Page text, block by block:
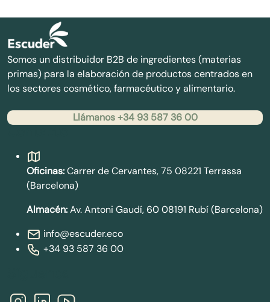
Somos un distribuidor B2B de ingredientes (materias
primas) para la elaboración de productos centrados en
los sectores cosmético, farmacéutico y alimentario.
Llámanos +34 93 587 36 00
Oficinas:Carrer de Cervantes, 75 08221 Terrassa
(Barcelona)
Almacén:Av. Antoni Gaudí, 60 08191 Rubí (Barcelona)
info@escuder.eco
+34 93 587 36 00